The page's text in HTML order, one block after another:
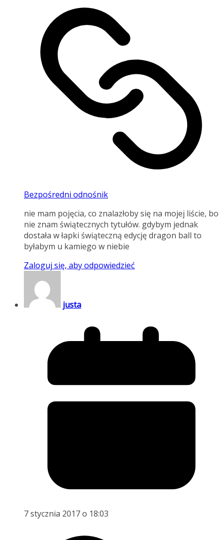
Bezpośredni odnośnik
nie mam pojęcia, co znalazłoby się na mojej liście, bo
nie znam świątecznych tytułów. gdybym jednak
dostała w łapki świąteczną edycję dragon ball to
byłabym u kamiego w niebie
Zaloguj się, aby odpowiedzieć
justa
7 stycznia 2017 o 18:03